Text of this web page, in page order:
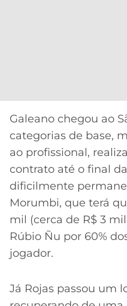
Galeano chegou ao
categorias de base,
ao profissional,
contrato até o final
dificilmente
Morumbi, que terá
mil (cerca de R$ 3
Rúbio Ñu por 60%
jogador.
Já Rojas passou um